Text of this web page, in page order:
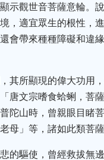
示觀世音菩薩意輪。
，適宜眾生的根性，
會帶來種種障礙和違
其所顯現的偉大功用
唐文宗嗜食蛤蜊，菩
陀山時，曾親眼目睹
母」等，諸如此類菩
的驅使，曾經救拔無